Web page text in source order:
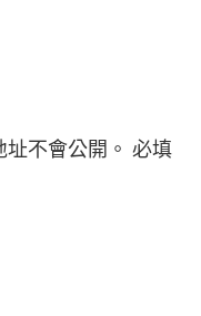
不會公開。 必填